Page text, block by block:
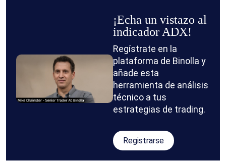
¡Echa un vistazo al
indicador ADX!
Regístrate en la
plataforma de Binolla y
añade esta
herramienta de análisis
técnico a tus
estrategias de trading.
Registrarse